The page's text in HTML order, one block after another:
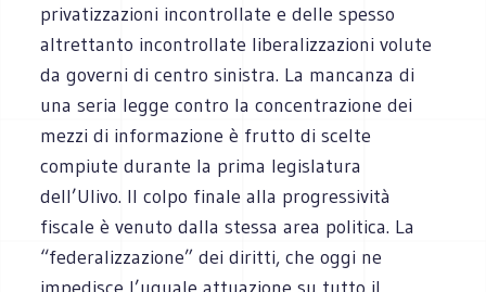
privatizzazioni incontrollate e delle spesso
altrettanto incontrollate liberalizzazioni volute
da governi di centro sinistra. La mancanza di
una seria legge contro la concentrazione dei
mezzi di informazione è frutto di scelte
compiute durante la prima legislatura
dell’Ulivo. Il colpo finale alla progressività
fiscale è venuto dalla stessa area politica. La
“federalizzazione” dei diritti, che oggi ne